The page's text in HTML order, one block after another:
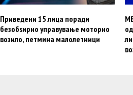
Приведени 15 лица поради
безобѕирно управување моторно
возило, петмина малолетници